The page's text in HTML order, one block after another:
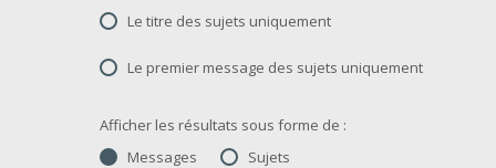
Le titre des sujets uniquement
Le premier message des sujets uniquement
Afficher les résultats sous forme de :
Messages
Sujets